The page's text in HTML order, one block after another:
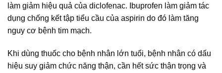
làm giảm hiệu quả của diclofenac. Ibuprofen làm giảm tác
dụng chống kết tập tiểu cầu của aspirin do đó làm tăng
nguy cơ bệnh tim mạch.
Khi dùng thuốc cho bệnh nhân lớn tuổi, bệnh nhân có dấu
hiệu suy giảm chức năng thận, cần hết sức thận trọng và